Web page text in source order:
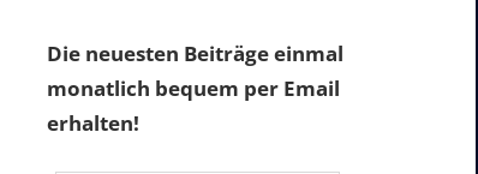
Die neuesten Beiträge einmal
monatlich bequem per Email
erhalten!